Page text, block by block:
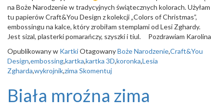
na Boże Narodzenie w tradycyjnych świątecznych kolorach. Użyłam
tu papierów Craft&You Design z kolekcji „Colors of Christmas”,
embossingu na kalce, który zrobiłam stemplami od Lesi Zghardy.
Jest sizal, plasterki pomarańczy, szyszki i tiul. Pozdrawiam Karolina
Opublikowany w KartkiOtagowanyBoże Narodzenie,Craft&You
Design,embossing,kartka,kartka 3D,koronka,Lesia
Zgharda,wykrojnik,zima Skomentuj
Biała mroźna zima